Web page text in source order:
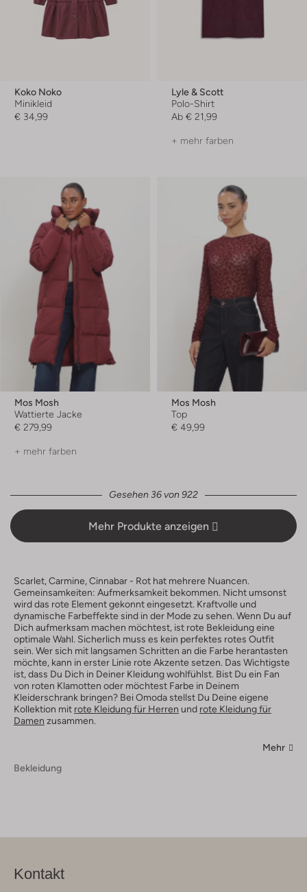
Koko Noko
Minikleid
€ 34,99
Lyle & Scott
Polo-Shirt
Ab € 21,99
+ mehr farben
Mos Mosh
Wattierte Jacke
€ 279,99
+ mehr farben
Mos Mosh
Top
€ 49,99
Gesehen 36 von 922
Mehr Produkte anzeigen
Scarlet, Carmine, Cinnabar - Rot hat mehrere Nuancen.
Gemeinsamkeiten: Aufmerksamkeit bekommen. Nicht umsonst
wird das rote Element gekonnt eingesetzt. Kraftvolle und
dynamische Farbeffekte sind in der Mode zu sehen. Wenn Du auf
Dich aufmerksam machen möchtest, ist rote Bekleidung eine
optimale Wahl. Sicherlich muss es kein perfektes rotes Outfit
sein. Wer sich mit langsamen Schritten an die Farbe herantasten
möchte, kann in erster Linie rote Akzente setzen. Das Wichtigste
ist, dass Du Dich in Deiner Kleidung wohlfühlst. Bist Du ein Fan
von roten Klamotten oder möchtest Farbe in Deinem
Kleiderschrank bringen? Bei Omoda stellst Du Deine eigene
Kollektion mit rote Kleidung für Herren und rote Kleidung für
Damen zusammen.
Mehr
Bekleidung
Kontakt